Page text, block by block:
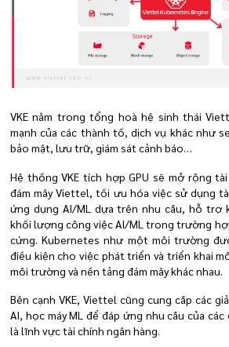
VKE nằm trong tổng hoà hệ sinh thái
mạnh của các thành tố, dịch vụ khác như
bảo mật, lưu trữ, giám sát cảnh báo…
Hệ thống VKE tích hợp GPU sẽ mở rộng
đám mây Viettel, tối ưu hóa việc sử dụng tài
ứng dụng AI/ML dựa trên nhu cầu, hỗ trợ
khối lượng công việc AI/ML trong trường
cứng. Kubernetes như một môi trường
điều kiện cho việc phát triển và triển khai
môi trường và nền tảng đám mây khác nhau.
Bên cạnh VKE, Viettel cũng cung cấp các
AI, học máy ML để đáp ứng nhu cầu của
là lĩnh vực tài chính ngân hàng.